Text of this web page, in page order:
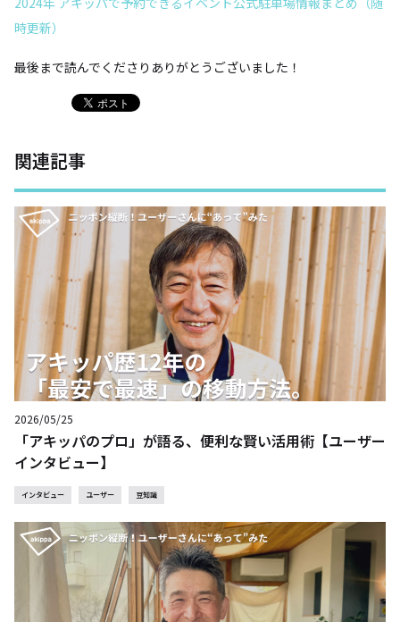
時更新）
最後まで読んでくださりありがとうございました！
関連記事
2026/05/25
「アキッパのプロ」が語る、便利な賢い活用術【ユーザー
インタビュー】
インタビュー ユーザー 豆知識